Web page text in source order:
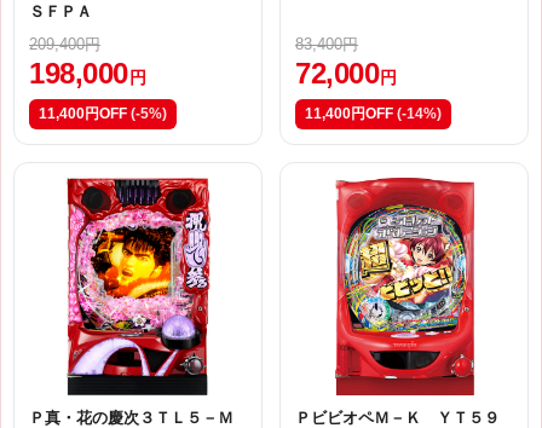
ＳＦＰＡ
209,400円
198,000 円
11,400円OFF (-5%)
83,400円
72,000 円
11,400円OFF (-14%)
Ｐ真・花の慶次３ＴＬ５－Ｍ
ＰビビオペＭ－Ｋ ＹＴ５９